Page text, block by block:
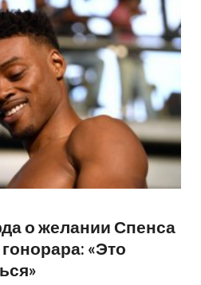
о желании Спенса
«Это